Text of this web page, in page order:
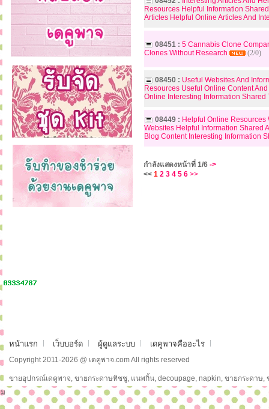
Resources Helpful Information
Articles Helpful Online Articles And
08451 : 5 Cannabis Clone
Clones Without Research
(2/0)
08450 : Useful Websites And
Resources Useful Online Content
Online Interesting Information Shared
08449 : Helpful Online Resources
Websites Helpful Information Shared
Blog Content Interesting Information
กำลังแสดงหน้าที่ 1/6 ->
<< 1 2 3 4 5 6 >>
หน้าแรก เว็บบอร์ด ผู้ดูแลระบบ เดคูพาจคืออะไร
Copyright 2011-2026 @ เดคูพาจ.com All rights reserved
ขายอุปกรณ์เดคูพาจ, ขายกระดาษทิชชู, แนพกิ้น, decoupage, napkin, ขายกระดาษ
ม